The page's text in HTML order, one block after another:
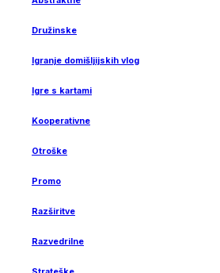
Družinske
Igranje domišljijskih vlog
Igre s kartami
Kooperativne
Otroške
Promo
Razširitve
Razvedrilne